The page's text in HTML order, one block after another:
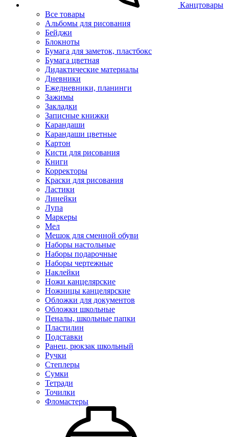
Канцтовары
Все товары
Альбомы для рисования
Бейджи
Блокноты
Бумага для заметок, пластбокс
Бумага цветная
Дидактические материалы
Дневники
Ежедневники, планинги
Зажимы
Закладки
Записные книжки
Карандаши
Карандаши цветные
Картон
Кисти для рисования
Книги
Корректоры
Краски для рисования
Ластики
Линейки
Лупа
Маркеры
Мел
Мешок для сменной обуви
Наборы настольные
Наборы подарочные
Наборы чертежные
Наклейки
Ножи канцелярские
Ножницы канцелярские
Обложки для документов
Обложки школьные
Пеналы, школьные папки
Пластилин
Подставки
Ранец, рюкзак школьный
Ручки
Степлеры
Сумки
Тетради
Точилки
Фломастеры